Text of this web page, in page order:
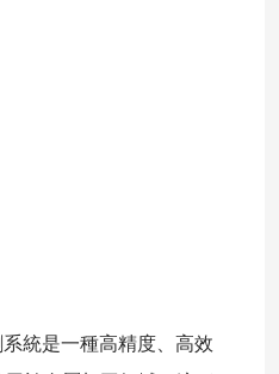
系統是一種高精度、高效